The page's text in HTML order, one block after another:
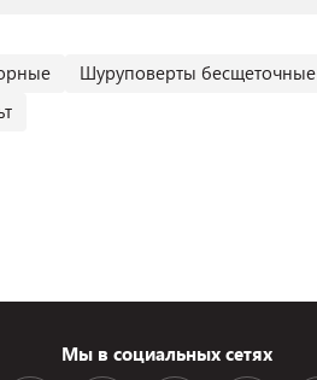
Шуруповерты бесщеточные
Мы в социальных сетях